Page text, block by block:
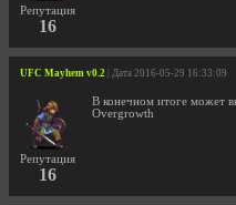
Репутация
16
UFC Mayhem v0.2 | Дата 2016-05-29 16:33:09
Репутация
16
В конечном итоге может
Overgrowth